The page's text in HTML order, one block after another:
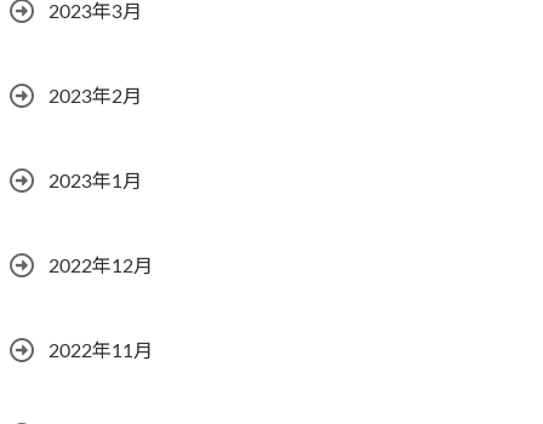
2023年3月
2023年2月
2023年1月
2022年12月
2022年11月